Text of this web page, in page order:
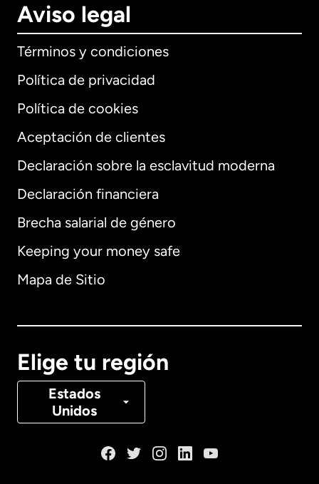
Aviso legal
Términos y condiciones
Política de privacidad
Política de cookies
Aceptación de clientes
Declaración sobre la esclavitud moderna
Declaración financiera
Brecha salarial de género
Keeping your money safe
Mapa de Sitio
Elige tu región
Estados
Unidos
Internacional English
Alemania
Canadá Français